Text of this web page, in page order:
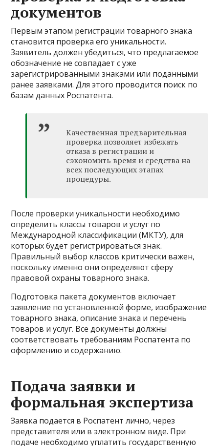
документов
Первым этапом регистрации товарного знака
становится проверка его уникальности.
Заявитель должен убедиться, что предлагаемое
обозначение не совпадает с уже
зарегистрированными знаками или поданными
ранее заявками. Для этого проводится поиск по
базам данных Роспатента.
Качественная предварительная
проверка позволяет избежать
отказа в регистрации и
сэкономить время и средства на
всех последующих этапах
процедуры.
После проверки уникальности необходимо
определить классы товаров и услуг по
Международной классификации (МКТУ), для
которых будет регистрироваться знак.
Правильный выбор классов критически важен,
поскольку именно они определяют сферу
правовой охраны товарного знака.
Подготовка пакета документов включает
заявление по установленной форме, изображение
товарного знака, описание знака и перечень
товаров и услуг. Все документы должны
соответствовать требованиям Роспатента по
оформлению и содержанию.
Подача заявки и
формальная экспертиза
Заявка подается в Роспатент лично, через
представителя или в электронном виде. При
подаче необходимо уплатить государственную